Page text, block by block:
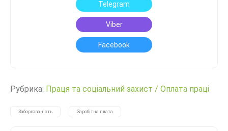
Telegram
Viber
Facebook
Рубрика: Праця та соціальний захист / Оплата праці
Заборгованість Заробітна плата